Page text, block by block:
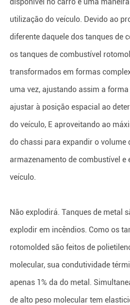
utilização do veículo. Devido ao
diferente daquele dos tanques de
os tanques de combustível
transformados em formas
uma vez, ajustando assim a
ajustar à posição espacial ao
do veículo, E aproveitando ao
do chassi para expandir o volume
armazenamento de combustível e
veículo.
Não explodirá. Tanques de metal
explodir em incêndios. Como os
rotomolded são feitos de
molecular, sua condutividade
apenas 1% da do metal.
de alto peso molecular tem